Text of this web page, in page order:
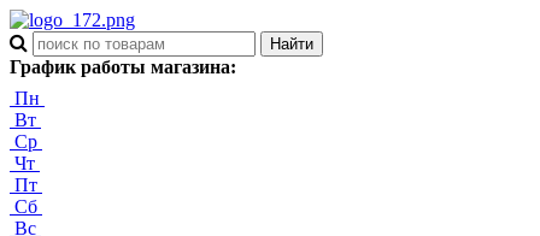
График работы магазина:
Пн
Вт
Ср
Чт
Пт
Сб
Вс